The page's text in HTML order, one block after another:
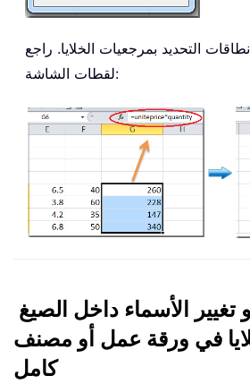
التحديد بمرجعيات الخلايا. راجع
لقطات الشاشة:
تغيير الأسماء داخل الصيغ
في ورقة عمل أو مصنف
كامل